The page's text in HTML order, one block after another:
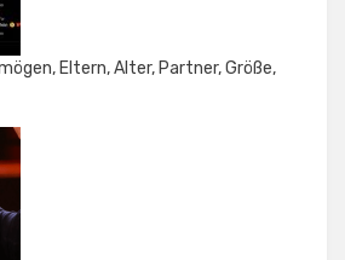
Eltern, Alter, Partner, Größe,